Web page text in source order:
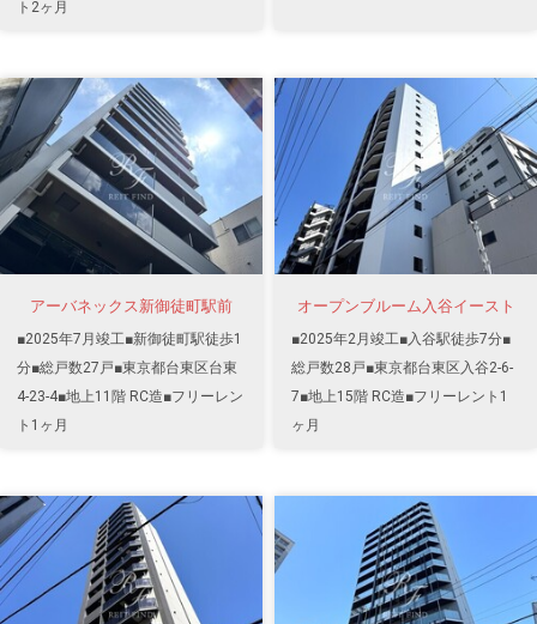
ト2ヶ月
アーバネックス新御徒町駅前
■2025年7月竣工■新御徒町駅徒歩1
分■総戸数27戸■東京都台東区台東
4-23-4■地上11階 RC造■フリーレン
ト1ヶ月
オープンブルーム入谷イースト
■2025年2月竣工■入谷駅徒歩7分■
総戸数28戸■東京都台東区入谷2-6-
7■地上15階 RC造■フリーレント1
ヶ月